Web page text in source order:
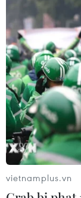
TIN CÙNG
vietnamplus.vn